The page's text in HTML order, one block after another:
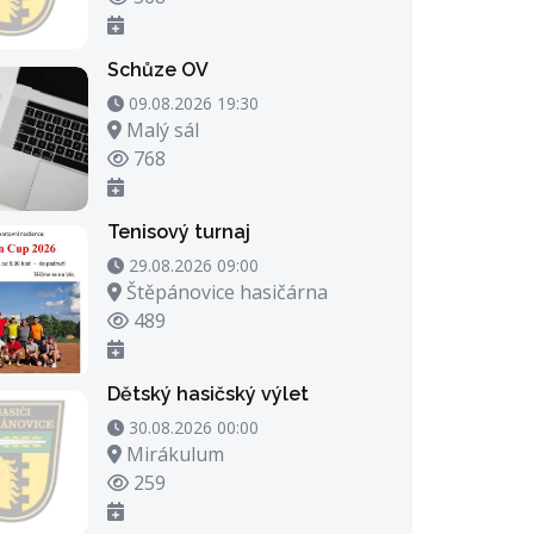
Schůze OV
09.08.2026 19:30 - 09.08.2026 20:30
09.08.2026 19:30
Místo konání
Malý sál
Počet zhlédnutí
768
Tenisový turnaj
29.08.2026 09:00 - 29.08.2026 23:00
29.08.2026 09:00
Místo konání
Štěpánovice hasičárna
Počet zhlédnutí
489
Dětský hasičský výlet
30.08.2026 00:00 - 30.08.2026 21:00
30.08.2026 00:00
Místo konání
Mirákulum
Počet zhlédnutí
259